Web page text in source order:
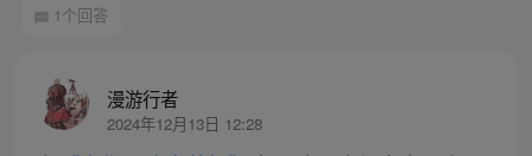
1个回答
漫游行者
2024年12月13日 12:28